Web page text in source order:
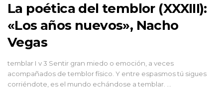
La poética del temblor (XXXIII):
«Los años nuevos», Nacho
Vegas
temblar I v 3 Sentir gran miedo o emoción, a veces
acompañados de temblor físico. Y entre espasmos tú sigues
corriéndote, es el mundo echándose a temblar. …